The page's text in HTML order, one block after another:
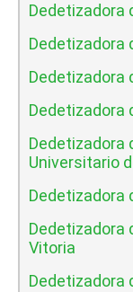
Dedetizadora
Dedetizadora
Dedetizadora
Dedetizadora
Dedetizadora
Universitario
Dedetizadora
Dedetizadora
Vitoria
Dedetizadora